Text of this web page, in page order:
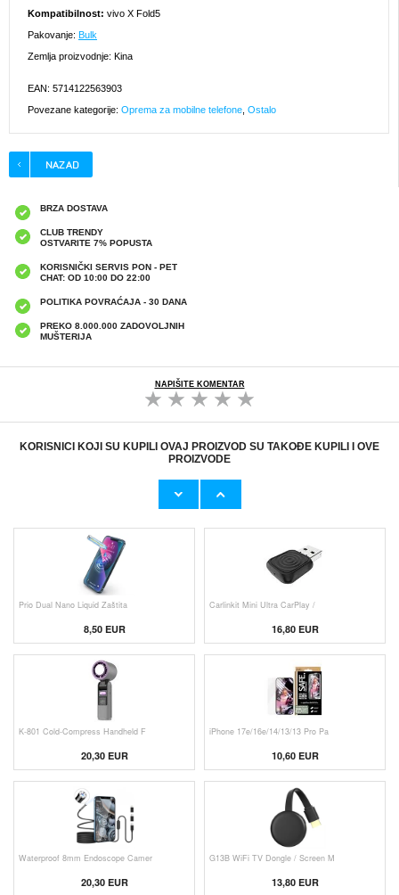
Kompatibilnost: vivo X Fold5
Pakovanje: Bulk
Zemlja proizvodnje: Kina
EAN: 5714122563903
Povezane kategorije: Oprema za mobilne telefone Ostalo
BRZA DOSTAVA
CLUB TRENDY
OSTVARITE 7% POPUSTA
KORISNIČKI SERVIS PON - PET
CHAT: OD 10:00 DO 22:00
POLITIKA POVRAĆAJA - 30 DANA
PREKO 8.000.000 ZADOVOLJNIH
MUŠTERIJA
NAPIŠITE KOMENTAR
KORISNICI KOJI SU KUPILI OVAJ PROIZVOD SU TAKOĐE KUPILI I OVE
PROIZVODE
Originalni Apple Lightning Kab
Prio Dual Nano Liquid Zaštita
8,50 EUR
Carlinkit Mini Ultra CarPlay /
16,80 EUR
K-801 Cold-Compress Handheld F
20,30 EUR
iPhone 17e/16e/14/13/13 Pro Pa
10,60 EUR
Waterproof 8mm Endoscope Camer
20,30 EUR
G13B WiFi TV Dongle / Screen M
13,80 EUR